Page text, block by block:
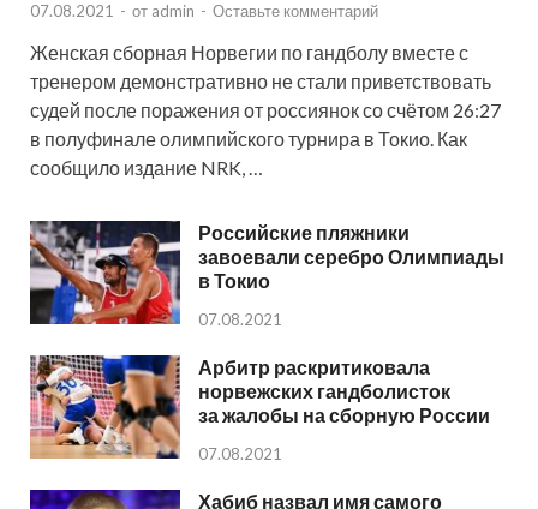
07.08.2021 - от admin - Оставьте комментарий
Женская сборная Норвегии по гандболу вместе с
тренером демонстративно не стали приветствовать
судей после поражения от россиянок со счётом 26:27
в полуфинале олимпийского турнира в Токио. Как
сообщило издание NRK, …
Российские пляжники
завоевали серебро Олимпиады
в Токио
07.08.2021
Арбитр раскритиковала
норвежских гандболисток
за жалобы на сборную России
07.08.2021
Хабиб назвал имя самого